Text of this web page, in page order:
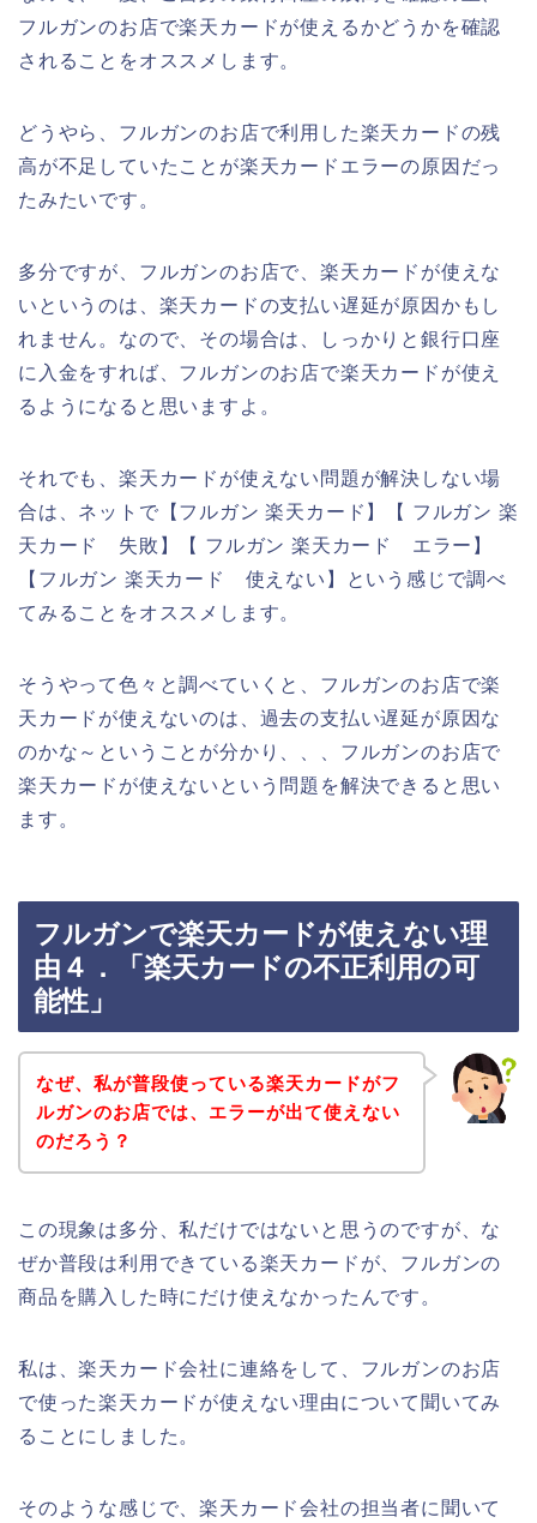
フルガンのお店で楽天カードが使えるかどうかを確認
されることをオススメします。
どうやら、フルガンのお店で利用した楽天カードの残
高が不足していたことが楽天カードエラーの原因だっ
たみたいです。
多分ですが、フルガンのお店で、楽天カードが使えな
いというのは、楽天カードの支払い遅延が原因かもし
れません。なので、その場合は、しっかりと銀行口座
に入金をすれば、フルガンのお店で楽天カードが使え
るようになると思いますよ。
それでも、楽天カードが使えない問題が解決しない場
合は、ネットで【フルガン 楽天カード】【 フルガン 楽
天カード 失敗】【 フルガン 楽天カード エラー】
【フルガン 楽天カード 使えない】という感じで調べ
てみることをオススメします。
そうやって色々と調べていくと、フルガンのお店で楽
天カードが使えないのは、過去の支払い遅延が原因な
のかな～ということが分かり、、、フルガンのお店で
楽天カードが使えないという問題を解決できると思い
ます。
フルガンで楽天カードが使えない理
由４．「楽天カードの不正利用の可
能性」
なぜ、私が普段使っている楽天カードがフ
ルガンのお店では、エラーが出て使えない
のだろう？
この現象は多分、私だけではないと思うのですが、な
ぜか普段は利用できている楽天カードが、フルガンの
商品を購入した時にだけ使えなかったんです。
私は、楽天カード会社に連絡をして、フルガンのお店
で使った楽天カードが使えない理由について聞いてみ
ることにしました。
そのような感じで、楽天カード会社の担当者に聞いて